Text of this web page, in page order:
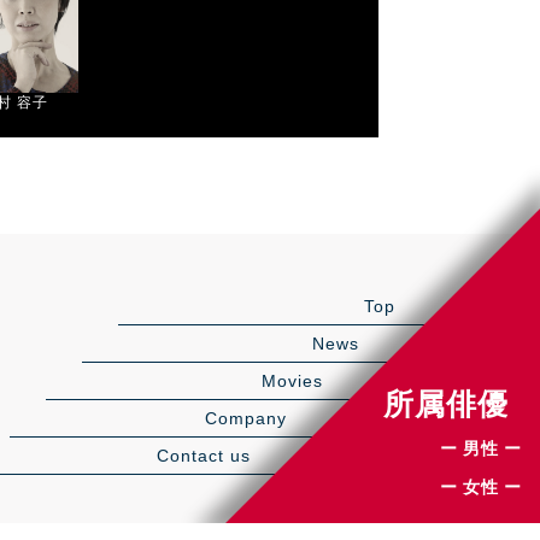
容⼦
Top
News
Movies
Company
Contact us
所属俳優
ー 男性 ー
ー 女性 ー